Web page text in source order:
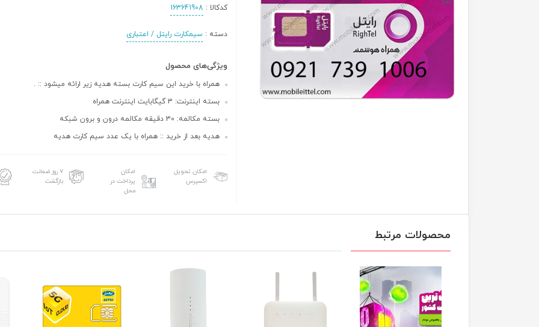
کدکالا : 163641908
دسته : سیمکارت رایتل / اعتباری
ویژگی‌های محصول
همراه با خرید این سیم کارت بسته هدیه زیر ارائه میشود :: .
بسته اینترنت: 3 گیگابایت اینترنت همراه
بسته مکالمه: 30 دقیقه مکالمه درون و برون شبکه
هدیه بعد از خرید :: همراه با یک عدد سیم کارت هدیه
امکان تحویل
اکسپرس
امکان
پرداخت در
محل
۷ روز ضمانت
بازگشت
محصولات مرتبط